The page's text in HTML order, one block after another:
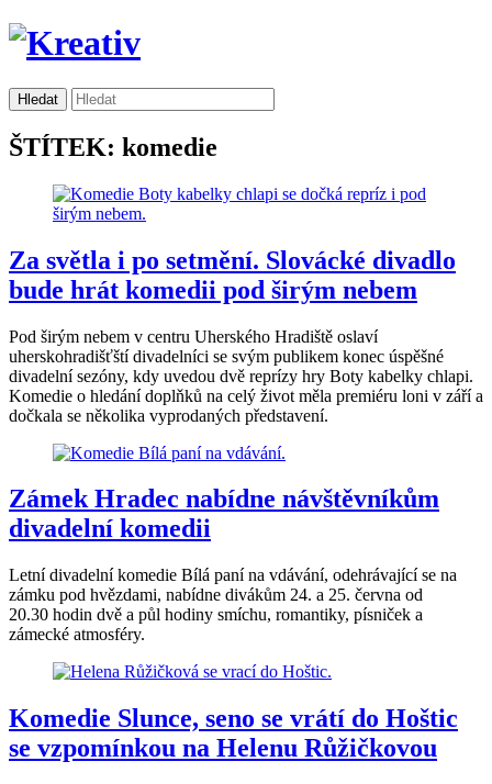
ŠTÍTEK: komedie
Za světla i po setmění. Slovácké divadlo
bude hrát komedii pod širým nebem
Pod širým nebem v centru Uherského Hradiště oslaví
uherskohradišťští divadelníci se svým publikem konec úspěšné
divadelní sezóny, kdy uvedou dvě reprízy hry Boty kabelky chlapi.
Komedie o hledání doplňků na celý život měla premiéru loni v září a
dočkala se několika vyprodaných představení.
Zámek Hradec nabídne návštěvníkům
divadelní komedii
Letní divadelní komedie Bílá paní na vdávání, odehrávající se na
zámku pod hvězdami, nabídne divákům 24. a 25. června od
20.30 hodin dvě a půl hodiny smíchu, romantiky, písniček a
zámecké atmosféry.
Komedie Slunce, seno se vrátí do Hoštic
se vzpomínkou na Helenu Růžičkovou